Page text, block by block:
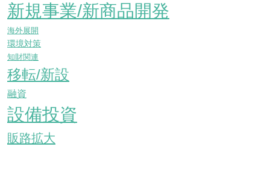
新規事業/新商品開発
海外展開
環境対策
知財関連
移転/新設
融資
設備投資
販路拡大